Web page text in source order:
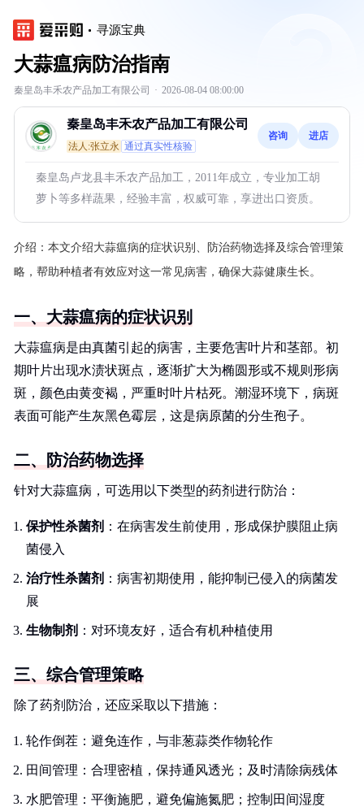
寻源宝典
大蒜瘟病防治指南
秦皇岛丰禾农产品加工有限公司 · 2026-08-04 08:00:00
秦皇岛丰禾农产品加工有限公司
法人:张立永 通过真实性核验
咨询 进店
秦皇岛卢龙县丰禾农产品加工，2011年成立，专业加工胡
萝卜等多样蔬果，经验丰富，权威可靠，享进出口资质。
介绍： 本文介绍大蒜瘟病的症状识别、防治药物选择及综合管理策
略，帮助种植者有效应对这一常见病害，确保大蒜健康生长。
一、大蒜瘟病的症状识别
大蒜瘟病是由真菌引起的病害，主要危害叶片和茎部。初
期叶片出现水渍状斑点，逐渐扩大为椭圆形或不规则形病
斑，颜色由黄变褐，严重时叶片枯死。潮湿环境下，病斑
表面可能产生灰黑色霉层，这是病原菌的分生孢子。
二、防治药物选择
针对大蒜瘟病，可选用以下类型的药剂进行防治：
保护性杀菌剂 ：在病害发生前使用，形成保护膜阻止病
菌侵入
治疗性杀菌剂 ：病害初期使用，能抑制已侵入的病菌发
展
生物制剂 ：对环境友好，适合有机种植使用
三、综合管理策略
除了药剂防治，还应采取以下措施：
轮作倒茬：避免连作，与非葱蒜类作物轮作
田间管理：合理密植，保持通风透光；及时清除病残体
水肥管理：平衡施肥，避免偏施氮肥；控制田间湿度